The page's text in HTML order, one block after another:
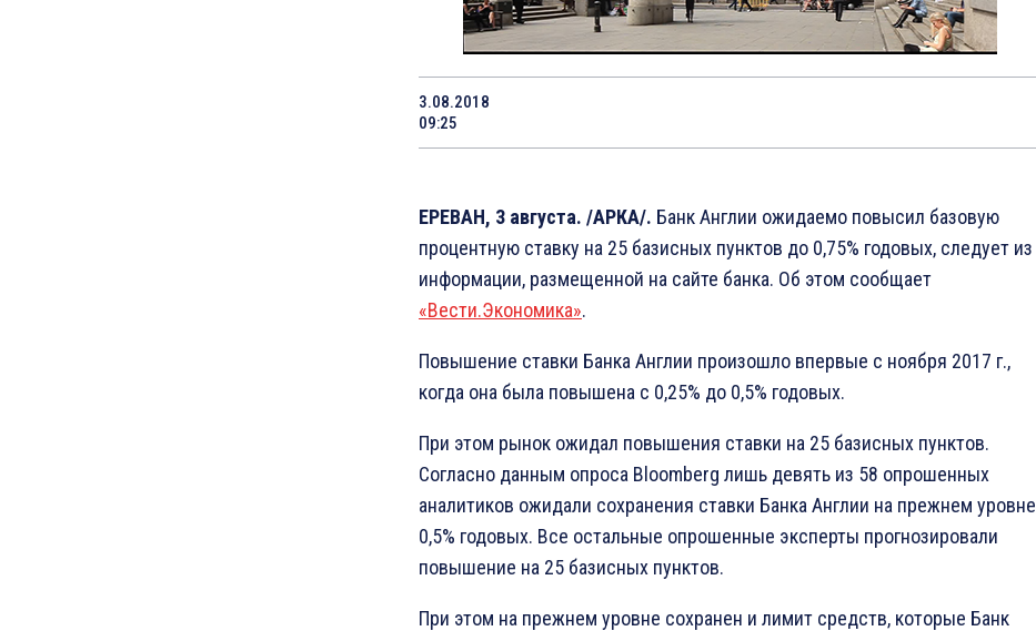
3.08.2018
09:25
ЕРЕВАН, 3 августа. /АРКА/. Банк Англии ожидаемо повысил базовую
процентную ставку на 25 базисных пунктов до 0,75% годовых, следует из
информации, размещенной на сайте банка. Об этом сообщает
«Вести.Экономика».
Повышение ставки Банка Англии произошло впервые с ноября 2017 г.,
когда она была повышена с 0,25% до 0,5% годовых.
При этом рынок ожидал повышения ставки на 25 базисных пунктов.
Согласно данным опроса Bloomberg лишь девять из 58 опрошенных
аналитиков ожидали сохранения ставки Банка Англии на прежнем уровне
0,5% годовых. Все остальные опрошенные эксперты прогнозировали
повышение на 25 базисных пунктов.
При этом на прежнем уровне сохранен и лимит средств, которые Банк